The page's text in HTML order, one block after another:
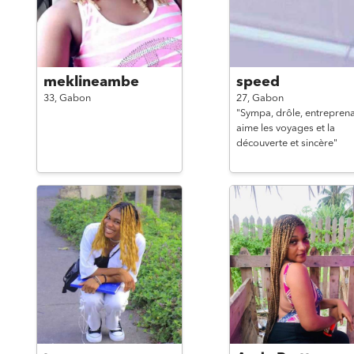
meklineambe
33, Gabon
speed
27, Gabon
"Sympa, drôle,
aime les voyages et la
découverte et sincère"